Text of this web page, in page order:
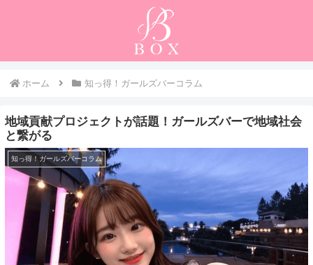
ホーム 知っ得！ガールズバーコラム
地域貢献プロジェクトが話題！ガールズバーで地域社会
と繋がる
知っ得！ガールズバーコラム